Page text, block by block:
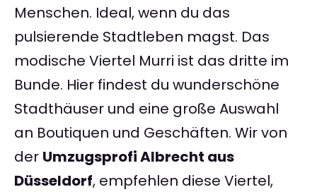
Menschen. Ideal, wenn du das
pulsierende Stadtleben magst. Das
modische Viertel Murri ist das dritte im
Bunde. Hier findest du wunderschöne
Stadthäuser und eine große Auswahl
an Boutiquen und Geschäften. Wir von
der Umzugsprofi Albrecht aus
Düsseldorf, empfehlen diese Viertel,